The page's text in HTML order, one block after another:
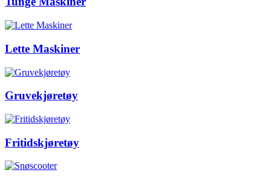
Lette Maskiner
Gruvekjøretøy
Fritidskjøretøy